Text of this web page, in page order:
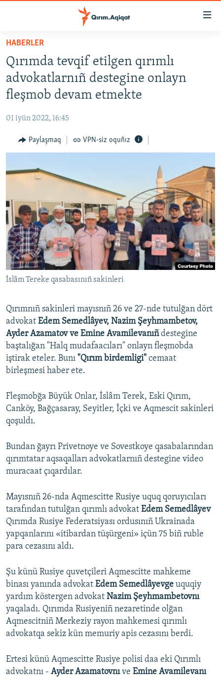
Esas
qaytmaq
Baş
navigatsiyağa
qaytmaq
Qıdıruvğa
qaytmaq
HABERLER
SİYASET
İQTİSADİYAT
MEDENİYET
İNSAN AQLARI
SÜRET
FİKİR
Русский
Українською
QOŞULIÑIZ!
RFE/RS bütün saytları
HABERLER
Qırımda tevqif etilgen qırımlı
advokatlarnıñ destegine onlayn
fleşmob devam etmekte
01 iyün 2022, 16:45
Paylaşmaq VPN-siz oquñız
İslâm Tereke qasabasınıñ sakinleri
Qırımnıñ sakinleri mayısnıñ 26 ve 27-nde tutulğan dört
advokat Edem Semedlâyev, Nazim Şeyhmambetov,
Ayder Azamatov ve Emine Avamilevanıñdestegine
baştalığan "Halq mudafaacıları" onlayn fleşmobda
iştirak eteler. Bunı "Qırım birdemligi" cemaat
birleşmesi haber ete.
Fleşmobğa Büyük Onlar, İslâm Terek, Eski Qırım,
Canköy, Bağçasaray, Seyitler, İçki ve Aqmescit sakinleri
qoşuldı.
Bundan ğayrı Privetnoye ve Sovestkoye qasabalarından
qırımtatar aqsaqalları advokatlarnıñ destegine video
muracaat çıqardılar.
Mayısnıñ 26-nda Aqmescitte Rusiye uquq qoruyıcıları
tarafından tutulğan qırımlı advokat Edem Semedlâyev
Qırımda Rusiye Federatsiyası ordusınıñ Ukrainada
yapqanlarını «itibardan tüşürgeni» içün 75 biñ ruble
para cezasını aldı.
Şu künü Rusiye quvetçileri Aqmescitte mahkeme
binası yanında advokat Edem Semedlâyevge uquqiy
yardım köstergen advokat Nazim Şeyhmambetovnı
yaqaladı. Qırımda Rusiyeniñ nezaretinde olğan
Aqmescitniñ Merkeziy rayon mahkemesi qırımlı
advokatqa sekiz kün memuriy apis cezasını berdi.
Ertesi künü Aqmescitte Rusiye polisi daa eki Qırımlı
advokatnı - Ayder Azamatovnıve Emine Avamilevanı